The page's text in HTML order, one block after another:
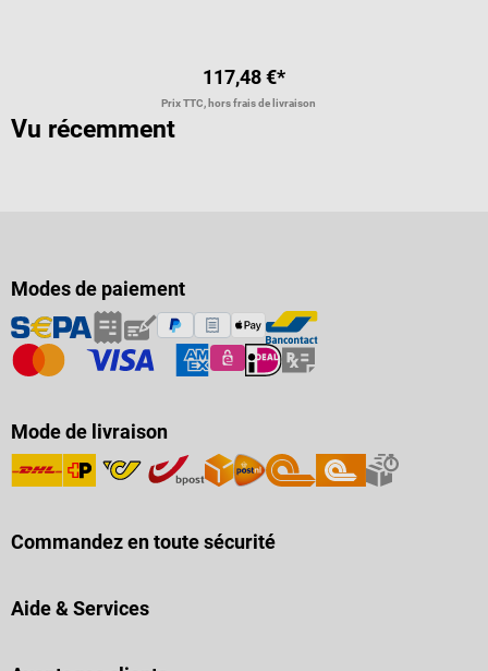
117,48 €*
Prix TTC, hors frais de livraison
Vu récemment
Modes de paiement
Mode de livraison
Commandez en toute sécurité
Aide & Services